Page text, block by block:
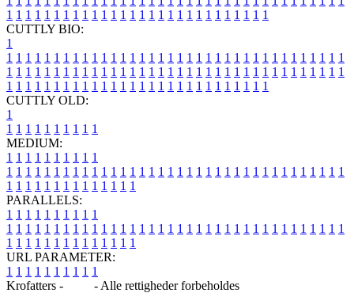
1 1 1 1 1 1 1 1 1 1 1 1 1 1 1 1 1 1 1 1 1 1 1 1 1 1 1 1
CUTTLY BIO:
1
1 1 1 1 1 1 1 1 1 1 1 1 1 1 1 1 1 1 1 1 1 1 1 1 1 1 1 1 1 1 1 1 1 1 1 1
1 1 1 1 1 1 1 1 1 1 1 1 1 1 1 1 1 1 1 1 1 1 1 1 1 1 1 1 1 1 1 1 1 1 1 1
1 1 1 1 1 1 1 1 1 1 1 1 1 1 1 1 1 1 1 1 1 1 1 1 1 1 1 1
CUTTLY OLD:
1
1 1 1 1 1 1 1 1 1 1
MEDIUM:
1 1 1 1 1 1 1 1 1 1
1 1 1 1 1 1 1 1 1 1 1 1 1 1 1 1 1 1 1 1 1 1 1 1 1 1 1 1 1 1 1 1 1 1 1 1
1 1 1 1 1 1 1 1 1 1 1 1 1 1
PARALLELS:
1 1 1 1 1 1 1 1 1 1
1 1 1 1 1 1 1 1 1 1 1 1 1 1 1 1 1 1 1 1 1 1 1 1 1 1 1 1 1 1 1 1 1 1 1 1
1 1 1 1 1 1 1 1 1 1 1 1 1 1
URL PARAMETER:
1 1 1 1 1 1 1 1 1 1
Krofatters -
- Alle rettigheder forbeholdes